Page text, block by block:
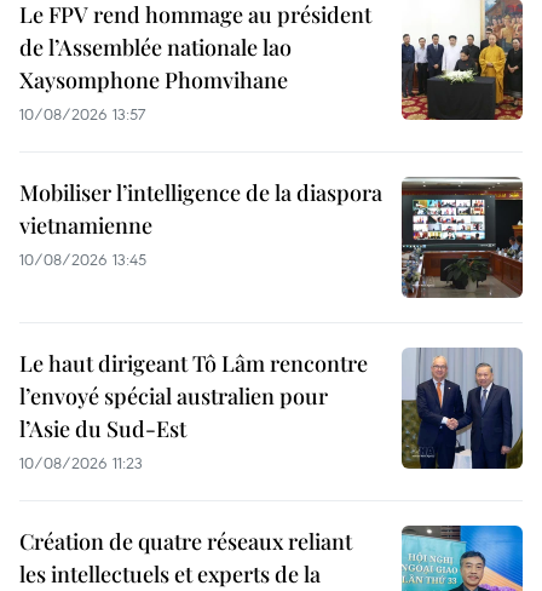
Le FPV rend hommage au président
de l’Assemblée nationale lao
Xaysomphone Phomvihane
10/08/2026 13:57
Mobiliser l’intelligence de la diaspora
vietnamienne
10/08/2026 13:45
Le haut dirigeant Tô Lâm rencontre
l’envoyé spécial australien pour
l’Asie du Sud-Est
10/08/2026 11:23
Création de quatre réseaux reliant
les intellectuels et experts de la